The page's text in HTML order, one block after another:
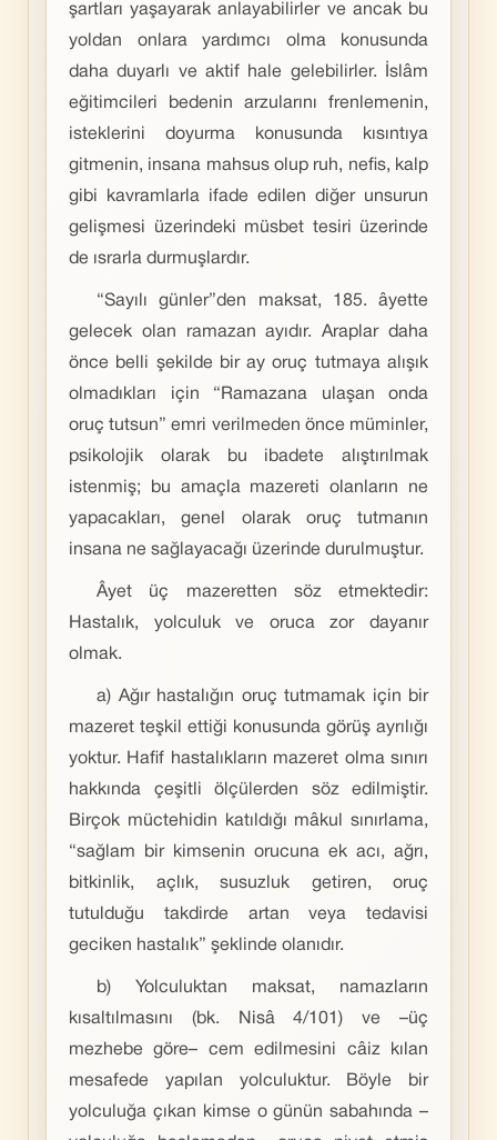
şartları yaşayarak anlayabilirler ve ancak bu
yoldan onlara yardımcı olma konusunda
daha duyarlı ve aktif hale gelebilirler. İslâm
eğitimcileri bedenin arzularını frenlemenin,
isteklerini doyurma konusunda kısıntıya
gitmenin, insana mahsus olup ruh, nefis, kalp
gibi kavramlarla ifade edilen diğer unsurun
gelişmesi üzerindeki müsbet tesiri üzerinde
de ısrarla durmuşlardır.
“Sayılı günler”den maksat, 185. âyette
gelecek olan ramazan ayıdır. Araplar daha
önce belli şekilde bir ay oruç tutmaya alışık
olmadıkları için “Ramazana ulaşan onda
oruç tutsun” emri verilmeden önce müminler,
psikolojik olarak bu ibadete alıştırılmak
istenmiş; bu amaçla mazereti olanların ne
yapacakları, genel olarak oruç tutmanın
insana ne sağlayacağı üzerinde durulmuştur.
Âyet üç mazeretten söz etmektedir:
Hastalık, yolculuk ve oruca zor dayanır
olmak.
a) Ağır hastalığın oruç tutmamak için bir
mazeret teşkil ettiği konusunda görüş ayrılığı
yoktur. Hafif hastalıkların mazeret olma sınırı
hakkında çeşitli ölçülerden söz edilmiştir.
Birçok müctehidin katıldığı mâkul sınırlama,
“sağlam bir kimsenin orucuna ek acı, ağrı,
bitkinlik, açlık, susuzluk getiren, oruç
tutulduğu takdirde artan veya tedavisi
geciken hastalık” şeklinde olanıdır.
b) Yolculuktan maksat, namazların
kısaltılmasını (bk. Nisâ 4/101) ve –üç
mezhebe göre– cem edilmesini câiz kılan
mesafede yapılan yolculuktur. Böyle bir
yolculuğa çıkan kimse o günün sabahında –